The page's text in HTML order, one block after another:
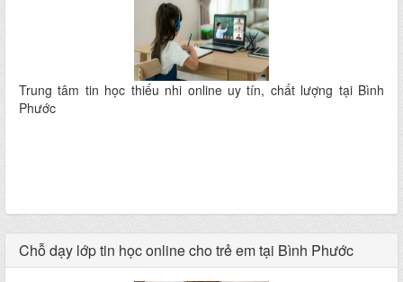
Trung tâm tin học thiếu nhi online uy tín, chất lượng tại Bình
Phước
Chỗ dạy lớp tin học online cho trẻ em tại Bình Phước